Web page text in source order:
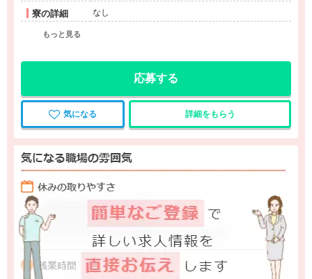
寮の詳細 なし
もっと見る
応募する
気になる 詳細をもらう